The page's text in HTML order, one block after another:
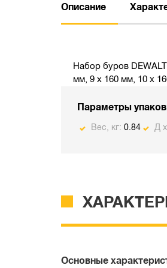
Описание
Набор буров
мм, 9 x 160 мм, 10 x
Параметры
Вес, кг: 0.84 Д
Основные